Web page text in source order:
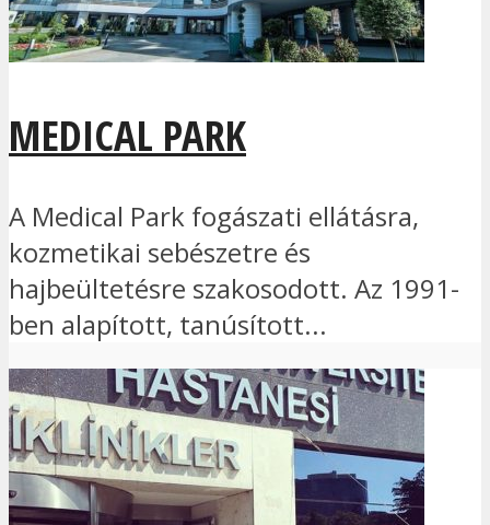
MEDICAL PARK
A Medical Park fogászati ellátásra,
kozmetikai sebészetre és
hajbeültetésre szakosodott. Az 1991-
ben alapított, tanúsított...